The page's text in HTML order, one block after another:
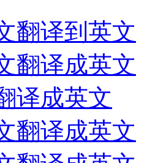
翻译到英文
翻译成英文
译成英文
翻译成英文